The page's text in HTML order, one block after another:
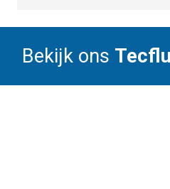
Bekijk ons